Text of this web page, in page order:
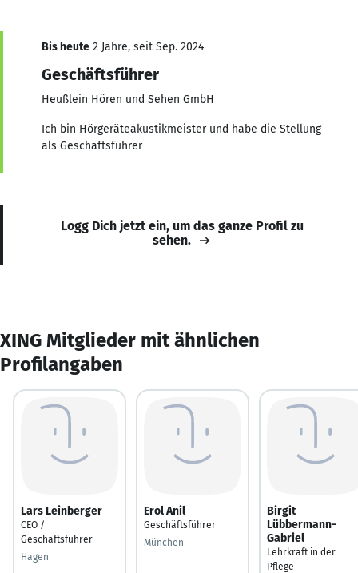
Bis heute 2 Jahre, seit Sep. 2024
Geschäftsführer
Heußlein Hören und Sehen GmbH
Ich bin Hörgeräteakustikmeister und habe die Stellung
als Geschäftsführer
Logg Dich jetzt ein, um das ganze Profil zu
sehen.
XING Mitglieder mit ähnlichen
Profilangaben
Lars Leinberger
CEO /
Geschäftsführer
Hagen
Erol Anil
Geschäftsführer
München
Birgit
Lübbermann-
Gabriel
Lehrkraft in der
Pflege